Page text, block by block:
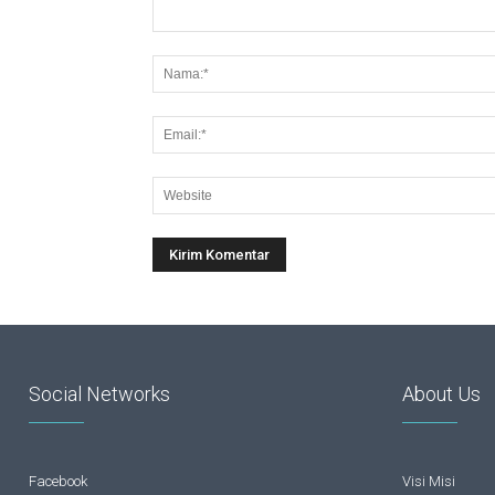
Social Networks
Facebook
About Us
Visi Misi